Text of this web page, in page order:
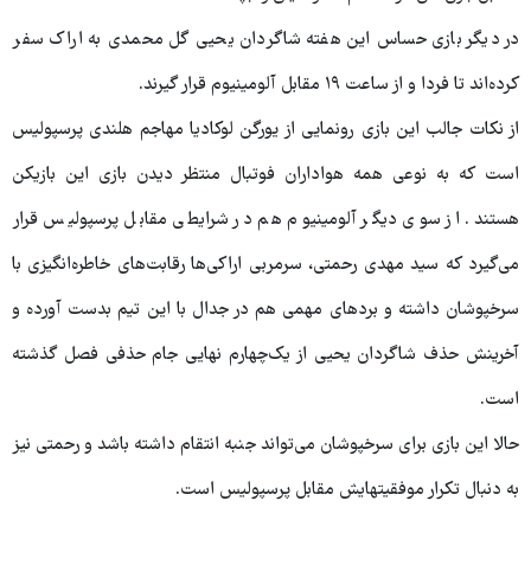
در دیگر بازی حساس این هفته شاگردان یحیی گل محمدی به اراک سفر
کرده‌اند تا فردا و از ساعت ۱۹ مقابل آلومینیوم قرار گیرند.
از نکات جالب این بازی رونمایی از یورگن لوکادیا مهاجم هلندی پرسپولیس
است که به نوعی همه هواداران فوتبال منتظر دیدن بازی این بازیکن
هستند. از سوی دیگر آلومینیوم هم در شرایطی مقابل پرسپولیس قرار
می‌گیرد که سید مهدی رحمتی، سرمربی اراکی‌ها رقابت‌های خاطره‌انگیزی با
سرخپوشان داشته و بردهای مهمی هم در جدال با این تیم بدست آورده و
آخرینش حذف شاگردان یحیی از یک‌چهارم نهایی جام حذفی فصل گذشته
است.
حالا این بازی برای سرخپوشان می‌تواند جنبه انتقام داشته باشد و رحمتی نیز
به دنبال تکرار موفقیت‎هایش مقابل پرسپولیس است.